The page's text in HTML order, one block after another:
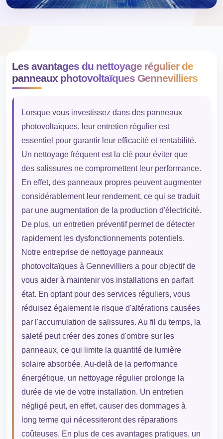
Les avantages du nettoyage régulier de
panneaux photovoltaïques Gennevilliers
Lorsque vous investissez dans des panneaux
photovoltaïques, leur entretien régulier est
essentiel pour garantir leur efficacité et rentabilité.
Un nettoyage fréquent est la clé pour éviter que
des salissures ne compromettent leur performance.
En effet, des panneaux propres peuvent augmenter
considérablement leur rendement, ce qui se traduit
par une augmentation de la production d'électricité.
De plus, un entretien préventif permet de détecter
rapidement les dysfonctionnements potentiels.
Notre entreprise de nettoyage panneaux
photovoltaïques à Gennevilliers a pour objectif de
vous aider à maintenir vos installations en parfait
état. En optant pour des services réguliers, vous
réduisez également le risque d'altérations causées
par l'accumulation de salissures. Au fil du temps, la
saleté peut créer des zones d'ombre sur les
panneaux, ce qui limite la quantité de lumière
solaire absorbée. Au-delà de la performance
énergétique, un nettoyage régulier prolonge la
durée de vie de votre installation. Un entretien
négligé peut, en effet, causer des dommages à
long terme qui nécessiteront des réparations
coûteuses. En plus de ces avantages pratiques, un